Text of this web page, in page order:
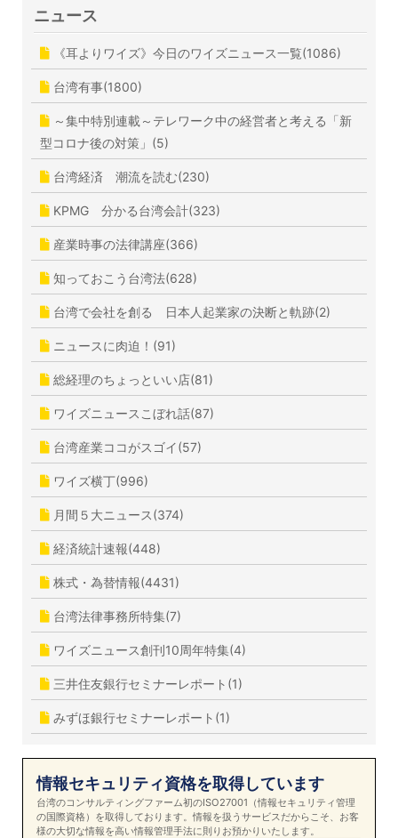
ニュース
《耳よりワイズ》今日のワイズニュース一覧(1086)
台湾有事(1800)
～集中特別連載～テレワーク中の経営者と考える「新
型コロナ後の対策」(5)
台湾経済 潮流を読む(230)
KPMG 分かる台湾会計(323)
産業時事の法律講座(366)
知っておこう台湾法(628)
台湾で会社を創る 日本人起業家の決断と軌跡(2)
ニュースに肉迫！(91)
総経理のちょっといい店(81)
ワイズニュースこぼれ話(87)
台湾産業ココがスゴイ(57)
ワイズ横丁(996)
月間５大ニュース(374)
経済統計速報(448)
株式・為替情報(4431)
台湾法律事務所特集(7)
ワイズニュース創刊10周年特集(4)
三井住友銀行セミナーレポート(1)
みずほ銀行セミナーレポート(1)
情報セキュリティ資格を取得しています
台湾のコンサルティングファーム初のISO27001（情報セキュリティ管理
の国際資格）を取得しております。情報を扱うサービスだからこそ、お客
様の大切な情報を高い情報管理手法に則りお預かりいたします。